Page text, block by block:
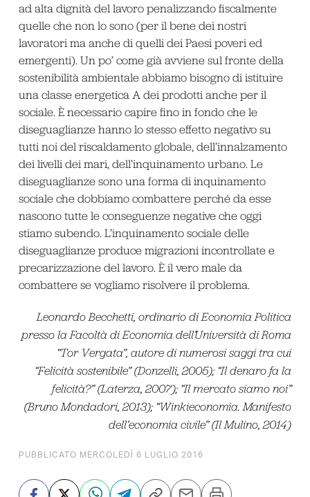
ad alta dignità del lavoro penalizzando fiscalmente
quelle che non lo sono (per il bene dei nostri
lavoratori ma anche di quelli dei Paesi poveri ed
emergenti). Un po’ come già avviene sul fronte della
sostenibilità ambientale abbiamo bisogno di istituire
una classe energetica A dei prodotti anche per il
sociale. È necessario capire fino in fondo che le
diseguaglianze hanno lo stesso effetto negativo su
tutti noi del riscaldamento globale, dell’innalzamento
dei livelli dei mari, dell’inquinamento urbano. Le
diseguaglianze sono una forma di inquinamento
sociale che dobbiamo combattere perché da esse
nascono tutte le conseguenze negative che oggi
stiamo subendo. L’inquinamento sociale delle
diseguaglianze produce migrazioni incontrollate e
precarizzazione del lavoro. È il vero male da
combattere se vogliamo risolvere il problema.
Leonardo Becchetti, ordinario di Economia Politica
presso la Facoltà di Economia dell’Università di Roma
“Tor Vergata”, autore di numerosi saggi tra cui
“Felicità sostenibile” (Donzelli, 2005); “Il denaro fa la
felicità?” (Laterza, 2007); “Il mercato siamo noi”
(Bruno Mondadori, 2013); “Winkieconomia. Manifesto
dell’economia civile” (Il Mulino, 2014)
PUBBLICATO MERCOLEDÌ 6 LUGLIO 2016